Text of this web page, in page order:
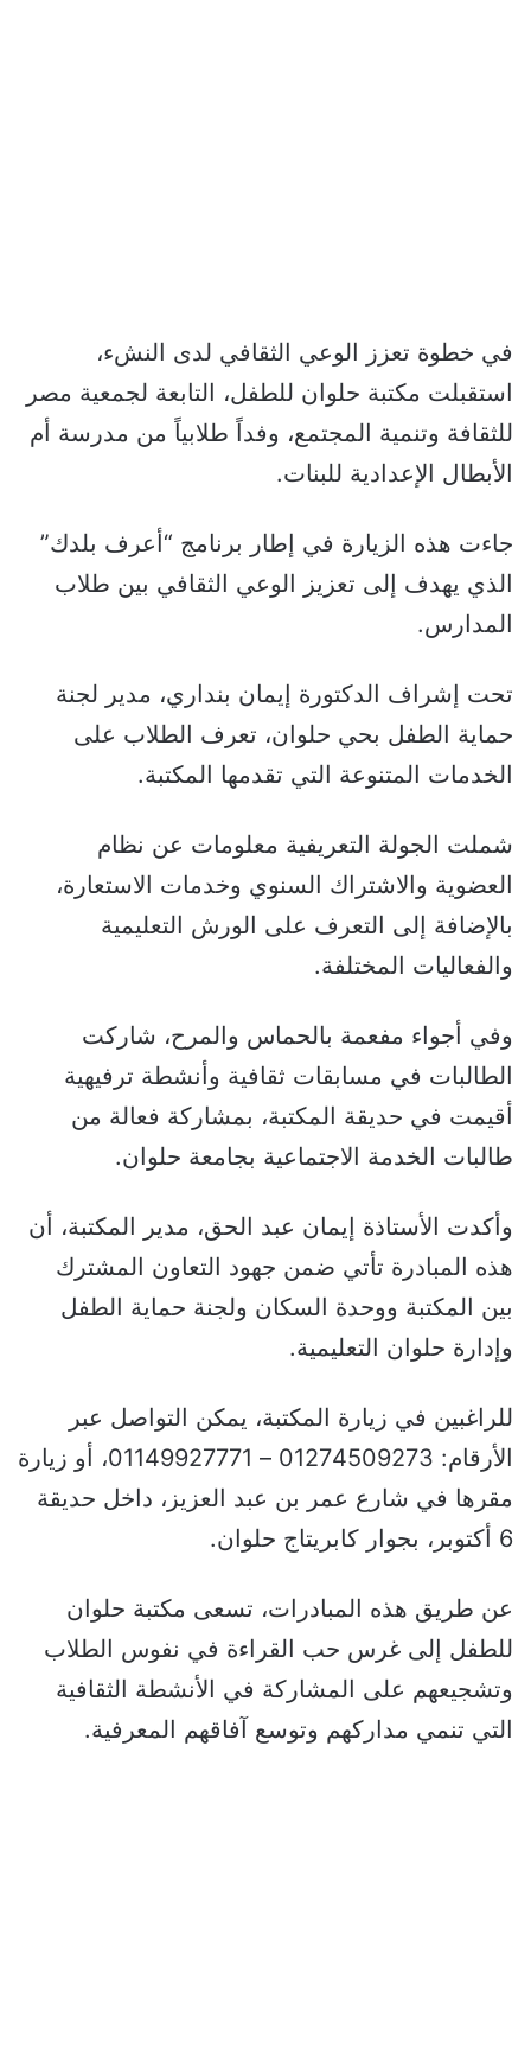
في خطوة تعزز الوعي الثقافي لدى النشء،
استقبلت مكتبة حلوان للطفل، التابعة لجمعية مصر
للثقافة وتنمية المجتمع، وفداً طلابياً من مدرسة أم
الأبطال الإعدادية للبنات.
جاءت هذه الزيارة في إطار برنامج “أعرف بلدك”
الذي يهدف إلى تعزيز الوعي الثقافي بين طلاب
المدارس.
تحت إشراف الدكتورة إيمان بنداري، مدير لجنة
حماية الطفل بحي حلوان، تعرف الطلاب على
الخدمات المتنوعة التي تقدمها المكتبة.
شملت الجولة التعريفية معلومات عن نظام
العضوية والاشتراك السنوي وخدمات الاستعارة،
بالإضافة إلى التعرف على الورش التعليمية
والفعاليات المختلفة.
وفي أجواء مفعمة بالحماس والمرح، شاركت
الطالبات في مسابقات ثقافية وأنشطة ترفيهية
أقيمت في حديقة المكتبة، بمشاركة فعالة من
طالبات الخدمة الاجتماعية بجامعة حلوان.
وأكدت الأستاذة إيمان عبد الحق، مدير المكتبة، أن
هذه المبادرة تأتي ضمن جهود التعاون المشترك
بين المكتبة ووحدة السكان ولجنة حماية الطفل
وإدارة حلوان التعليمية.
للراغبين في زيارة المكتبة، يمكن التواصل عبر
الأرقام: 01274509273 – 01149927771، أو زيارة
مقرها في شارع عمر بن عبد العزيز، داخل حديقة
6 أكتوبر، بجوار كابريتاج حلوان.
عن طريق هذه المبادرات، تسعى مكتبة حلوان
للطفل إلى غرس حب القراءة في نفوس الطلاب
وتشجيعهم على المشاركة في الأنشطة الثقافية
التي تنمي مداركهم وتوسع آفاقهم المعرفية.